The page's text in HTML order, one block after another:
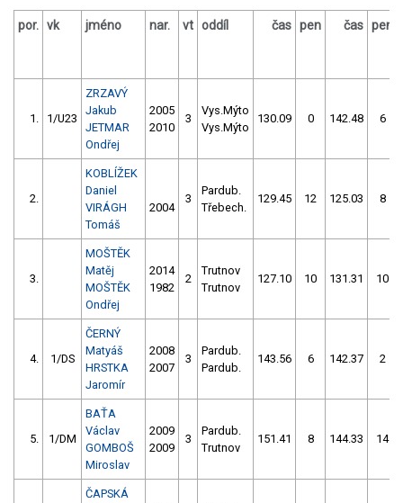
por. vk jméno nar. vt oddíl čas pen čas pen
1. 1/U23
ZRZAVÝ
Jakub
JETMAR
Ondřej
2005
2010
3
Vys.Mýto
Vys.Mýto
130.09 0 142.48 6
2.
KOBLÍŽEK
Daniel
VIRÁGH
Tomáš
2004
3
Pardub.
Třebech.
129.45 12 125.03 8
3.
MOŠTĚK
Matěj
MOŠTĚK
Ondřej
2014
1982
2
Trutnov
Trutnov
127.10 10 131.31 10
4. 1/DS
ČERNÝ
Matyáš
HRSTKA
Jaromír
2008
2007
3
Pardub.
Pardub.
143.56 6 142.37 2
5. 1/DM
BAŤA
Václav
GOMBOŠ
Miroslav
2009
2009
3
Pardub.
Trutnov
151.41 8 144.33 14
ČAPSKÁ